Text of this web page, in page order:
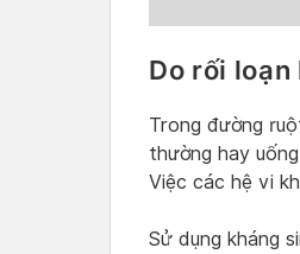
Do rối
Trong đường
thường hay
Việc các hệ vi
Sử dụng kháng